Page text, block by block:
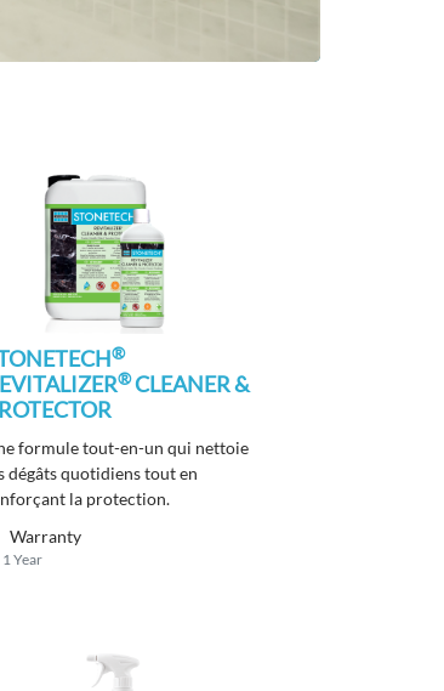
®
®CLEANER &
formule tout-en-un qui nettoie
dégâts quotidiens tout en
la protection.
Warranty
1 Year